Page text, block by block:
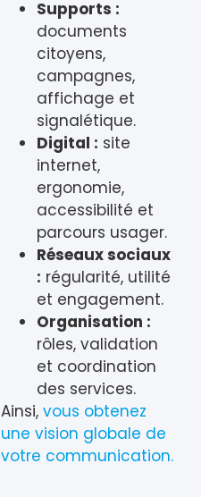
Supports :
documents
citoyens,
campagnes,
affichage et
signalétique.
Digital : site
internet,
ergonomie,
accessibilité et
parcours usager.
Réseaux sociaux
: régularité, utilité
et engagement.
Organisation :
rôles, validation
et coordination
des services.
Ainsi, vous obtenez
une vision globale de
votre communication.